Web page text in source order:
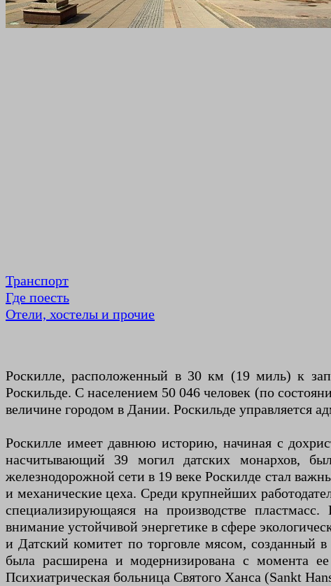
Транспорт
Где поесть
Отели, хостелы и прочие
Роскилле, расположенный в 30 км (19 миль) к
Роскильде. С населением 50 046 человек (по
величине городом в Дании. Роскильде управляется
Роскилле имеет давнюю историю, начиная с
насчитывающий 39 могил датских монархов,
железнодорожной сети в 19 веке Роскилде стал
и механические цеха. Среди крупнейших
специализирующаяся на производстве
внимание устойчивой энергетике в сфере
и Датский комитет по торговле мясом, созданный
была расширена и модернизирована с момента
Психиатрическая больница Святого Ханса (Sankt